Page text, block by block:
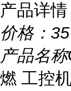
产品详情
价格： 35
产品名称
燃 工控